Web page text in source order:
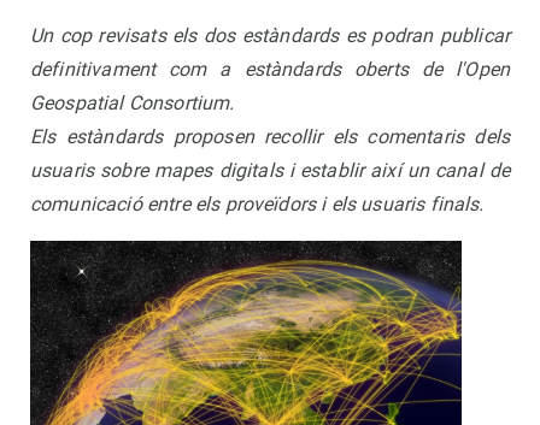
Un cop revisats els dos estàndards es podran publicar
definitivament com a estàndards oberts de l'Open
Geospatial Consortium.
Els estàndards proposen recollir els comentaris dels
usuaris sobre mapes digitals i establir així un canal de
comunicació entre els proveïdors i els usuaris finals.